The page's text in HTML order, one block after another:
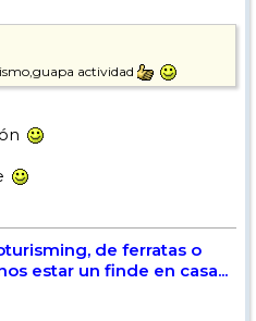
actividad
de ferratas o
estar un finde en casa...